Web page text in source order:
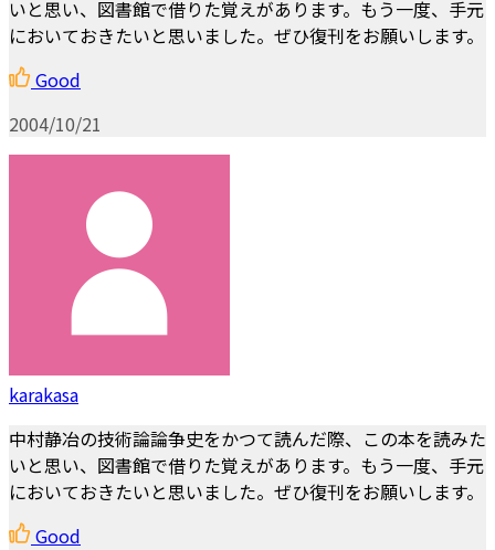
いと思い、図書館で借りた覚えがあります。もう一度、手元
においておきたいと思いました。ぜひ復刊をお願いします。
Good
2004/10/21
karakasa
中村静冶の技術論論争史をかつて読んだ際、この本を読みた
いと思い、図書館で借りた覚えがあります。もう一度、手元
においておきたいと思いました。ぜひ復刊をお願いします。
Good